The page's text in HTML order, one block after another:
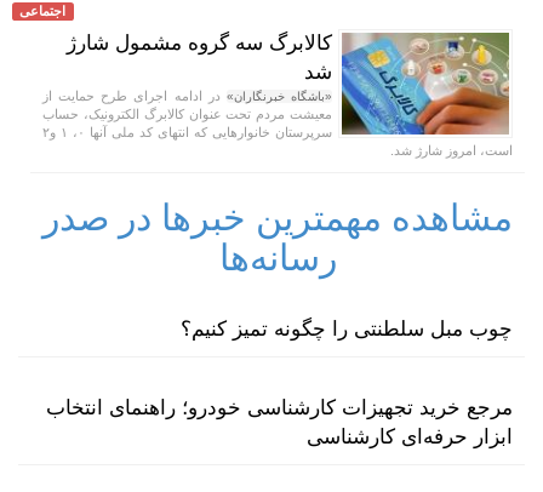
اجتماعی
کالابرگ سه گروه مشمول شارژ
شد
«باشگاه خبرنگاران» در ادامه اجرای طرح حمایت از
معیشت مردم تحت عنوان کالابرگ الکترونیک، حساب
سرپرستان خانوار‌هایی که انتهای کد ملی آنها ۰، ۱ و۲
است، امروز شارژ شد.
مشاهده مهمترین خبرها در صدر
رسانه‌ها
چوب مبل سلطنتی را چگونه تمیز کنیم؟
مرجع خرید تجهیزات کارشناسی خودرو؛ راهنمای انتخاب
ابزار حرفه‌ای کارشناسی